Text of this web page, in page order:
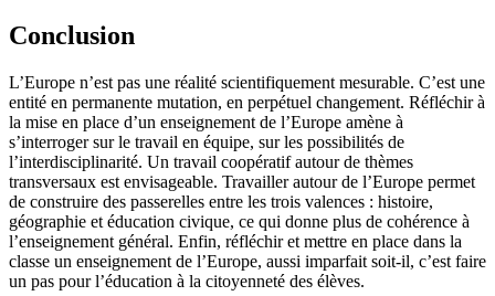
Conclusion
L’Europe n’est pas une réalité scientifiquement mesurable. C’est une
entité en permanente mutation, en perpétuel changement. Réfléchir à
la mise en place d’un enseignement de l’Europe amène à
s’interroger sur le travail en équipe, sur les possibilités de
l’interdisciplinarité. Un travail coopératif autour de thèmes
transversaux est envisageable. Travailler autour de l’Europe permet
de construire des passerelles entre les trois valences : histoire,
géographie et éducation civique, ce qui donne plus de cohérence à
l’enseignement général. Enfin, réfléchir et mettre en place dans la
classe un enseignement de l’Europe, aussi imparfait soit-il, c’est faire
un pas pour l’éducation à la citoyenneté des élèves.